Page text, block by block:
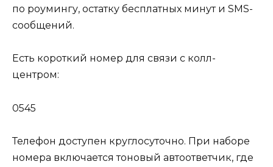
по роумингу, остатку бесплатных минут и SMS-
сообщений.
Есть короткий номер для связи с колл-
центром:
0545
Телефон доступен круглосуточно. При наборе
номера включается тоновый автоответчик, где